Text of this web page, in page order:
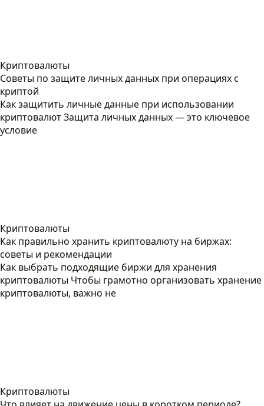
Криптовалюты
Советы по защите личных данных при операциях с
криптой
Как защитить личные данные при использовании
криптовалют Защита личных данных — это ключевое
условие
Криптовалюты
Как правильно хранить криптовалюту на биржах:
советы и рекомендации
Как выбрать подходящие биржи для хранения
криптовалюты Чтобы грамотно организовать хранение
криптовалюты, важно не
Криптовалюты